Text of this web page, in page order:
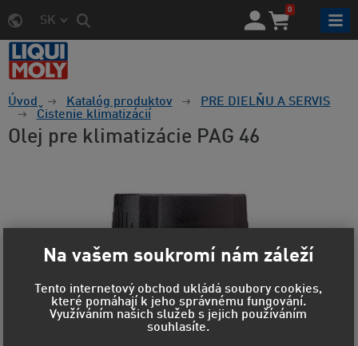
SK
0
Úvod Katalóg produktov
PRE DIELŇU A SERVIS
Čistenie klimatizácií
Olej pre klimatizácie PAG 46
Na vašem soukromí nám záleží
Tento internetový obchod ukládá soubory cookies,
které pomáhají k jeho správnému fungování.
Využíváním našich služeb s jejich používáním
souhlasíte.